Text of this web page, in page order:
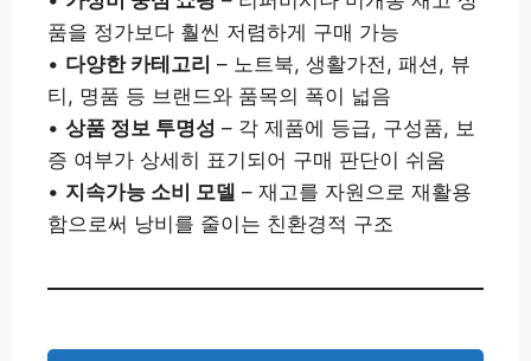
품을 정가보다 훨씬 저렴하게 구매 가능
• 다양한 카테고리 – 노트북, 생활가전, 패션, 뷰
티, 명품 등 브랜드와 품목의 폭이 넓음
• 상품 정보 투명성 – 각 제품에 등급, 구성품, 보
증 여부가 상세히 표기되어 구매 판단이 쉬움
• 지속가능 소비 모델 – 재고를 자원으로 재활용
함으로써 낭비를 줄이는 친환경적 구조